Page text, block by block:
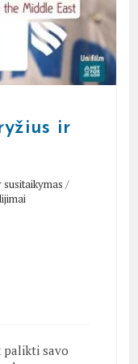
ir
/
savo